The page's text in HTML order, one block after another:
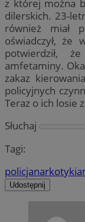
z której można
dilerskich. 23-
również miał
oświadczył, że
potwierdził,
amfetaminy.
zakaz
policyjnych
Teraz o ich losie
Słuchaj
Tagi:
policjanarkotyki
Udostępnij